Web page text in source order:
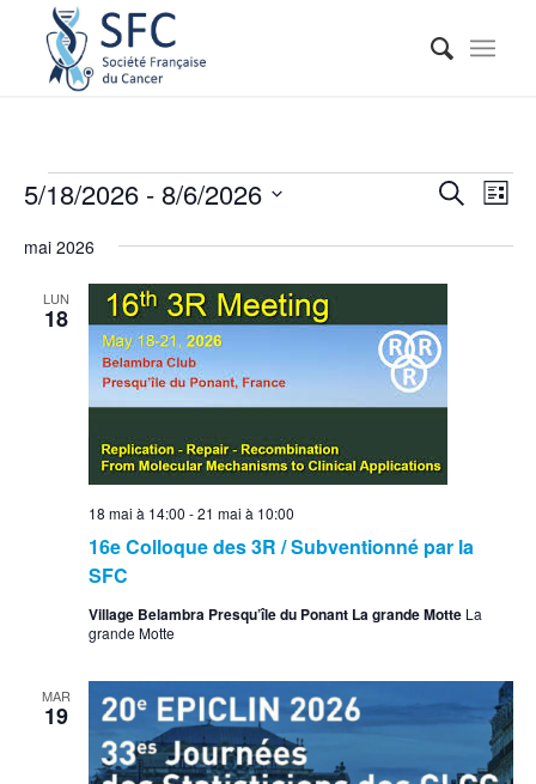
vues
Recherche
de
Liste
5/18/2026 - 8/6/2026
une
mai 2026
LUN
18
16e Colloque des 3R / Subventionné par la
SFC
18 mai à 14:00 -21 mai à 10:00
Village Belambra Presqu’île du Ponant La grande Motte La
grande Motte
MAR
19